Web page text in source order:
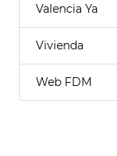
Valencia Ya
Vivienda
Web FDM